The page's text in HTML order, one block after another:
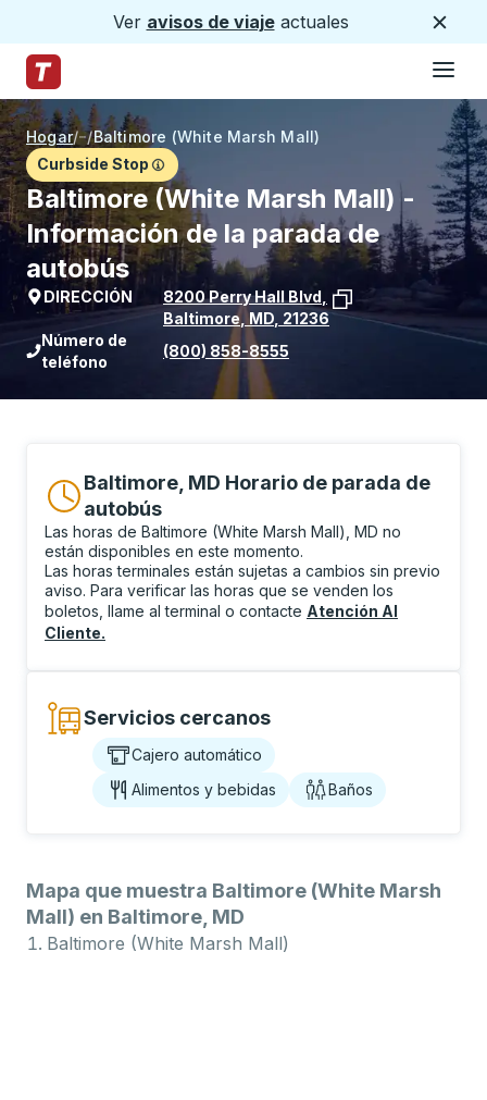
Ver avisos de viajeactuales
Página de inicio de Trailways
Hogar/ /Baltimore (White Marsh Mall)
Curbside Stop
Baltimore (White Marsh Mall) -
Información de la parada de
autobús
DIRECCIÓN 8200 Perry Hall Blvd
Baltimore ,MD 21236
Ver la ubicación de la parada en
Número de
teléfono
(800) 858-8555
Baltimore, MD Horario de parada de
autobús
Las horas de Baltimore (White Marsh Mall), MD no
están disponibles en este momento.
Las horas terminales están sujetas a cambios sin previo
aviso. Para verificar las horas que se venden los
boletos, llame al terminal o contacte Atención Al
Cliente.
Servicios cercanos
Cajero automático
Alimentos y bebidas
Baños
Mapa que muestra Baltimore (White Marsh
Mall) en Baltimore, MD
Baltimore (White Marsh Mall)